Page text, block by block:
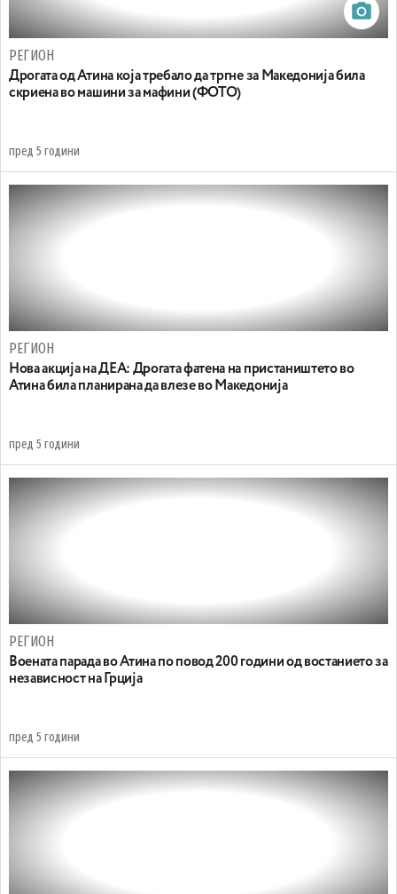
РЕГИОН
Дрогата од Атина која требало да тргне за Македонија била
скриена во машини за мафини (ФОТО)
пред 5 години
РЕГИОН
Нова акција на ДЕА: Дрогата фатена на пристаништето во
Атина била планирана да влезе во Македонија
пред 5 години
РЕГИОН
Воената парада во Атина по повод 200 години од востанието за
независност на Грција
пред 5 години